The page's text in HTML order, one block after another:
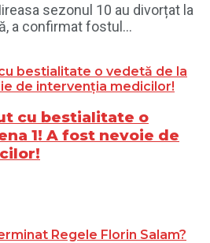
sezonul 10 au divorțat la
a confirmat fostul...
cu bestialitate o
1! A fost nevoie de